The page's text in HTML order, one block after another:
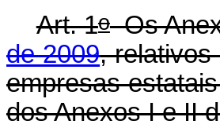
Art. 1oOs
de 2009, relativos
empresas
dos Anexos I e II